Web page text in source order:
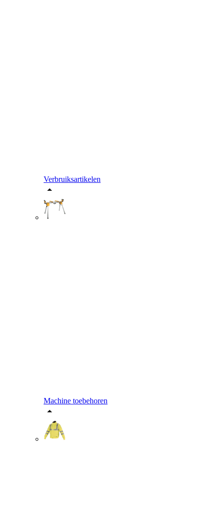
Verbruiksartikelen
Machine toebehoren